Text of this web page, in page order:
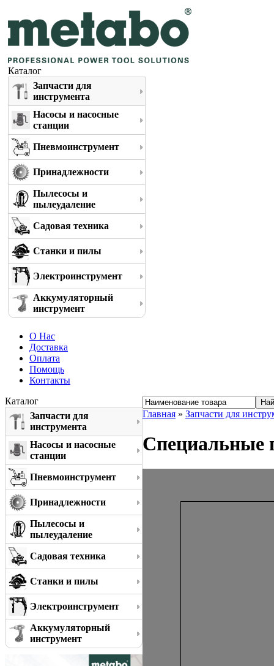
Каталог
Запчасти для
инструмента
Насосы и насосные
станции
Пневмоинструмент
Принадлежности
Пылесосы и
пылеудаление
Садовая техника
Станки и пилы
Электроинструмент
Аккумуляторный
инструмент
О Нас
Доставка
Оплата
Помощь
Контакты
Каталог
Запчасти для
инструмента
Насосы и насосные
станции
Пневмоинструмент
Принадлежности
Пылесосы и
пылеудаление
Садовая техника
Станки и пилы
Электроинструмент
Аккумуляторный
инструмент
Главная » Запчасти для
Специальные